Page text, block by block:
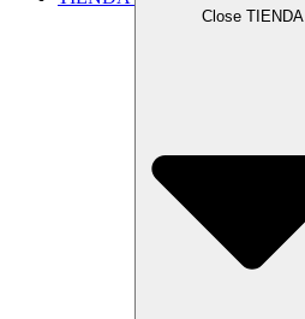
Close TIENDA